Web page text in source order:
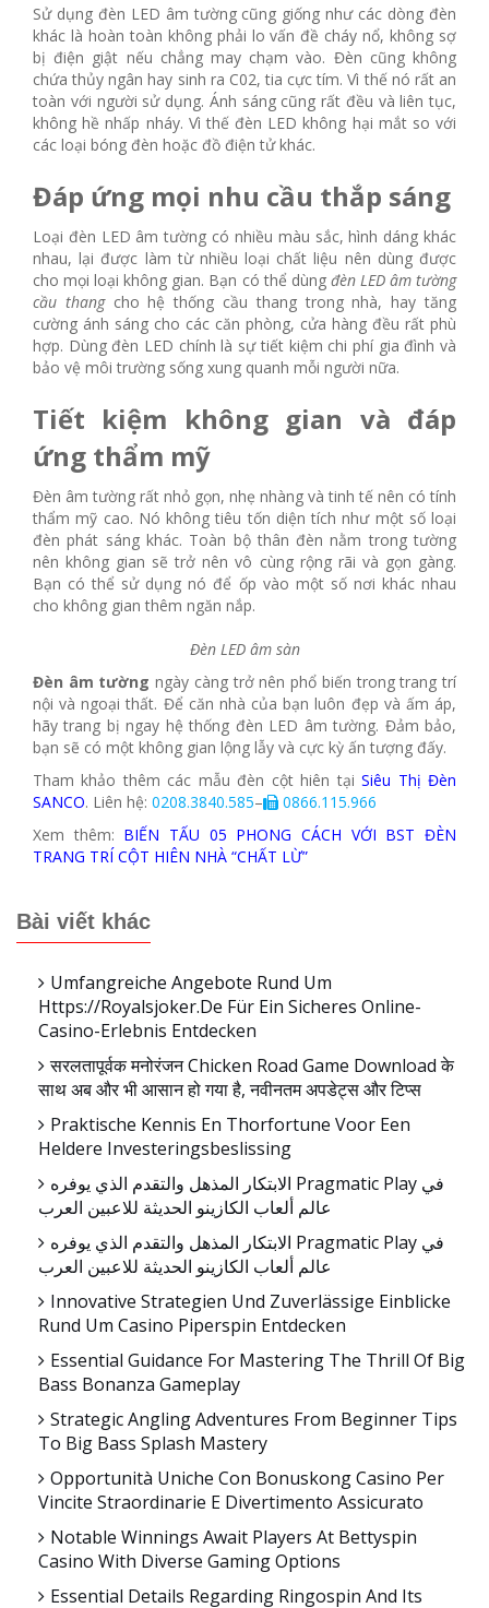
Sử dụng đèn LED âm tường cũng giống như các dòng đèn
khác là hoàn toàn không phải lo vấn đề cháy nổ, không sợ
bị điện giật nếu chẳng may chạm vào. Đèn cũng không
chứa thủy ngân hay sinh ra C02, tia cực tím. Vì thế nó rất an
toàn với người sử dụng. Ánh sáng cũng rất đều và liên tục,
không hề nhấp nháy. Vì thế đèn LED không hại mắt so với
các loại bóng đèn hoặc đồ điện tử khác.
Đáp ứng mọi nhu cầu thắp sáng
Loại đèn LED âm tường có nhiều màu sắc, hình dáng khác
nhau, lại được làm từ nhiều loại chất liệu nên dùng được
cho mọi loại không gian. Bạn có thể dùng đèn LED âm tường
cầu thangcho hệ thống cầu thang trong nhà, hay tăng
cường ánh sáng cho các căn phòng, cửa hàng đều rất phù
hợp. Dùng đèn LED chính là sự tiết kiệm chi phí gia đình và
bảo vệ môi trường sống xung quanh mỗi người nữa.
Tiết kiệm không gian và đáp
ứng thẩm mỹ
Đèn âm tường rất nhỏ gọn, nhẹ nhàng và tinh tế nên có tính
thẩm mỹ cao. Nó không tiêu tốn diện tích như một số loại
đèn phát sáng khác. Toàn bộ thân đèn nằm trong tường
nên không gian sẽ trở nên vô cùng rộng rãi và gọn gàng.
Bạn có thể sử dụng nó để ốp vào một số nơi khác nhau
cho không gian thêm ngăn nắp.
Đèn LED âm sàn
Đèn âm tường ngày càng trở nên phổ biến trong trang trí
nội và ngoại thất. Để căn nhà của bạn luôn đẹp và ấm áp,
hãy trang bị ngay hệ thống đèn LED âm tường. Đảm bảo,
bạn sẽ có một không gian lộng lẫy và cực kỳ ấn tượng đấy.
Tham khảo thêm các mẫu đèn cột hiên tạiSiêu Thị Đèn
SANCO. Liên hệ: 0208.3840.585–
0866.115.966
Xem thêm: BIẾN TẤU 05 PHONG CÁCH VỚI BST ĐÈN
TRANG TRÍ CỘT HIÊN NHÀ “CHẤT LỪ”
Bài viết khác
Umfangreiche Angebote Rund Um
Https://royalsjoker.de Für Ein Sicheres Online-
Casino-Erlebnis Entdecken
सरलतापूर्वक मनोरंजन Chicken Road Game Download के
साथ अब और भी आसान हो गया है, नवीनतम अपडेट्स और टिप्स
Praktische Kennis En Thorfortune Voor Een
Heldere Investeringsbeslissing
الابتكار المذهل والتقدم الذي يوفره Pragmatic Play في
عالم ألعاب الكازينو الحديثة للاعبين العرب
الابتكار المذهل والتقدم الذي يوفره Pragmatic Play في
عالم ألعاب الكازينو الحديثة للاعبين العرب
Innovative Strategien Und Zuverlässige Einblicke
Rund Um Casino Piperspin Entdecken
Essential Guidance For Mastering The Thrill Of Big
Bass Bonanza Gameplay
Strategic Angling Adventures From Beginner Tips
To Big Bass Splash Mastery
Opportunità Uniche Con Bonuskong Casino Per
Vincite Straordinarie E Divertimento Assicurato
Notable Winnings Await Players At Bettyspin
Casino With Diverse Gaming Options
Essential Details Regarding Ringospin And Its